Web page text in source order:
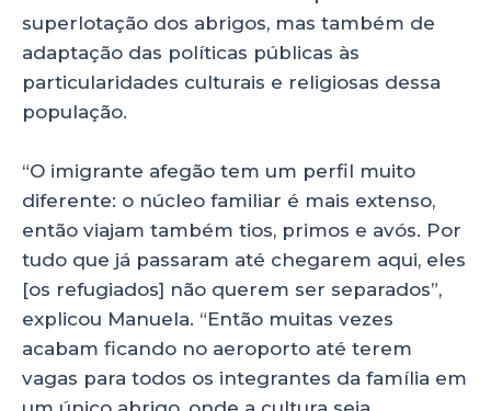
superlotação dos abrigos, mas também de
adaptação das políticas públicas às
particularidades culturais e religiosas dessa
população.
“O imigrante afegão tem um perfil muito
diferente: o núcleo familiar é mais extenso,
então viajam também tios, primos e avós. Por
tudo que já passaram até chegarem aqui, eles
[os refugiados] não querem ser separados”,
explicou Manuela. “Então muitas vezes
acabam ficando no aeroporto até terem
vagas para todos os integrantes da família em